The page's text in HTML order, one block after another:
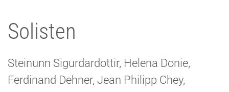
Solisten
Steinunn Sigurdardottir, Helena Donie,
Ferdinand Dehner, Jean Philipp Chey,